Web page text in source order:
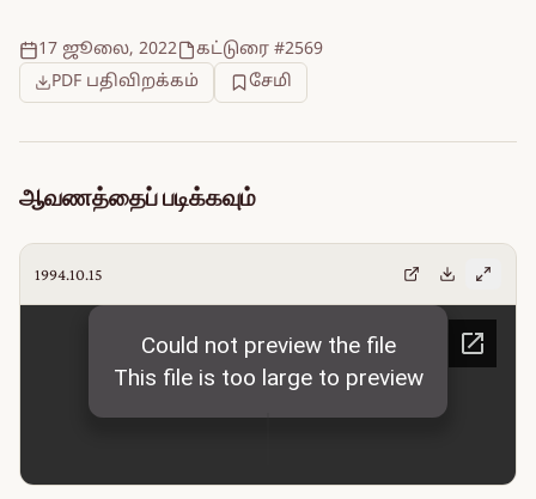
17 ஜூலை, 2022
கட்டுரை #2569
PDF பதிவிறக்கம்
சேமி
ஆவணத்தைப் படிக்கவும்
1994.10.15